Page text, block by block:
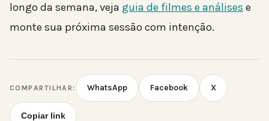
longo da semana, veja guia de filmes e análises e
monte sua próxima sessão com intenção.
COMPARTILHAR: WhatsApp Facebook X
Copiar link